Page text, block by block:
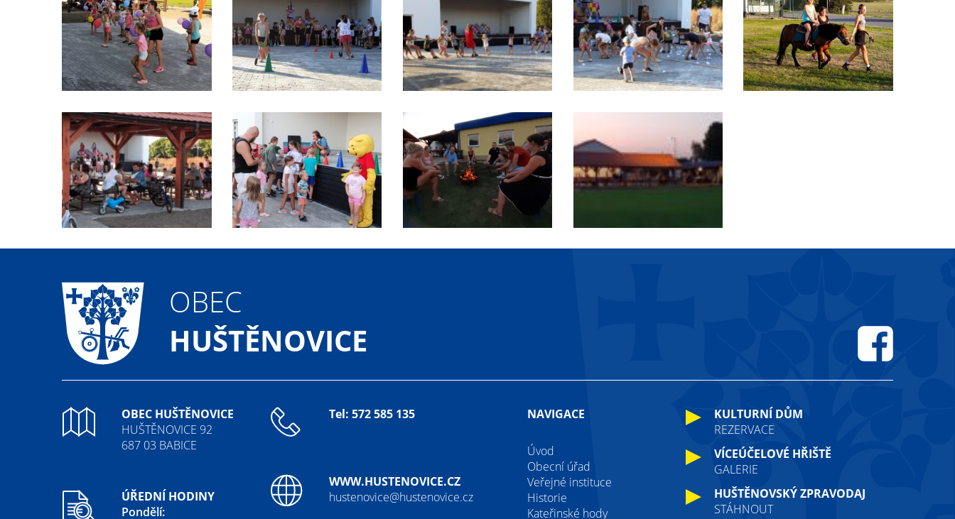
OBEC
HUŠTĚNOVICE
OBEC HUŠTĚNOVICE
HUŠTĚNOVICE 92
687 03 BABICE
ÚŘEDNÍ HODINY
Pondělí:
Tel: 572 585 135
WWW.HUSTENOVICE.CZ
hustenovice@hustenovice.cz
NAVIGACE
Úvod
Obecní úřad
Veřejné instituce
Historie
Kateřinské hody
KULTURNÍ DŮM
REZERVACE
VÍCEÚČELOVÉ HŘIŠTĚ
GALERIE
HUŠTĚNOVSKÝ ZPRAVODAJ
STÁHNOUT